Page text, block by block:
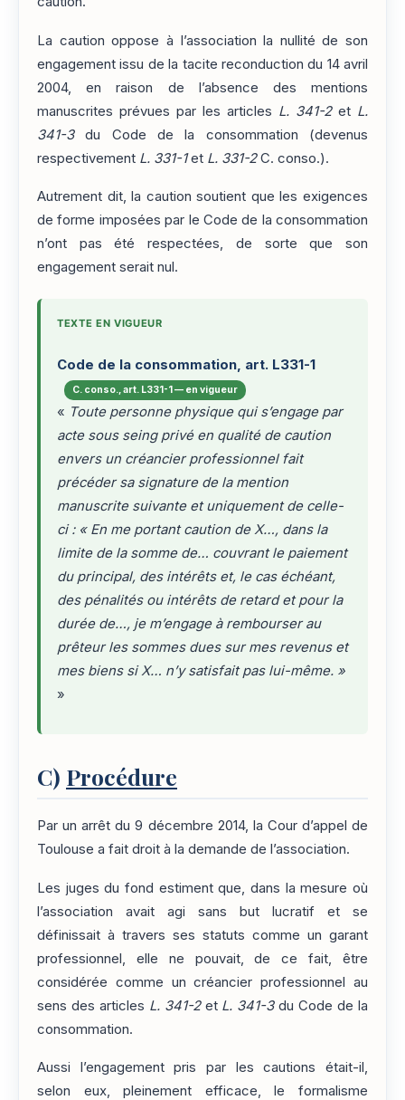
La caution oppose à l’association la nullité de son
engagement issu de la tacite reconduction du 14 avril
2004, en raison de l’absence des mentions
manuscrites prévues par les articles L. 341-2et L.
341-3du Code de la consommation (devenus
respectivement L. 331-1et L. 331-2C. conso.).
Autrement dit, la caution soutient que les exigences
de forme imposées par le Code de la consommation
n’ont pas été respectées, de sorte que son
engagement serait nul.
TEXTE EN VIGUEUR
Code de la consommation, art. L331-1
C. conso., art. L331-1 — en vigueur
« Toute personne physique qui s’engage par
acte sous seing privé en qualité de caution
envers un créancier professionnel fait
précéder sa signature de la mention
manuscrite suivante et uniquement de celle-
ci : « En me portant caution de X…, dans la
limite de la somme de… couvrant le paiement
du principal, des intérêts et, le cas échéant,
des pénalités ou intérêts de retard et pour la
durée de…, je m’engage à rembourser au
prêteur les sommes dues sur mes revenus et
mes biens si X… n’y satisfait pas lui-même. »
»
C) Procédure
Par un arrêt du 9 décembre 2014, la Cour d’appel de
Toulouse a fait droit à la demande de l’association.
Les juges du fond estiment que, dans la mesure où
l’association avait agi sans but lucratif et se
définissait à travers ses statuts comme un garant
professionnel, elle ne pouvait, de ce fait, être
considérée comme un créancier professionnel au
sens des articles L. 341-2et L. 341-3du Code de la
consommation.
Aussi l’engagement pris par les cautions était-il,
selon eux, pleinement efficace, le formalisme